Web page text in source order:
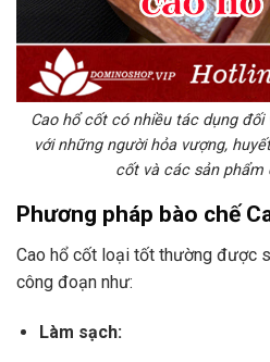
Cao hổ cốt có nhiều tác dụng đối
với những người hỏa vượng,
cốt và các sản phẩm
Phương pháp bào chế
Cao hổ cốt loại tốt thường được
công đoạn như:
Làm sạch: